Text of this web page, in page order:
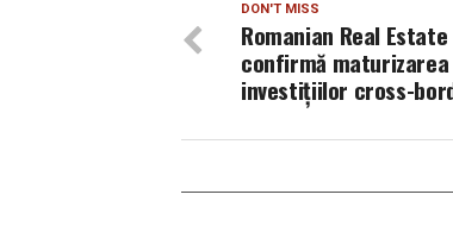
DON'T MISS
Romanian Real
confirmă
investițiilor cross-